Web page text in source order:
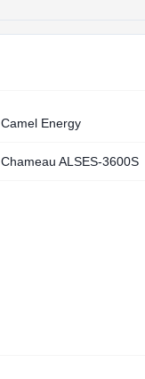
Camel Energy
Chameau ALSES‑3600S